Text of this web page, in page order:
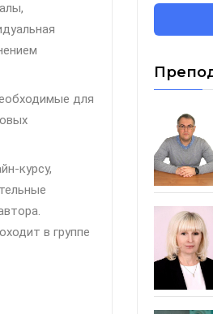
для
курсу,
в группе